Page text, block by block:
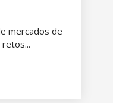
mercados de